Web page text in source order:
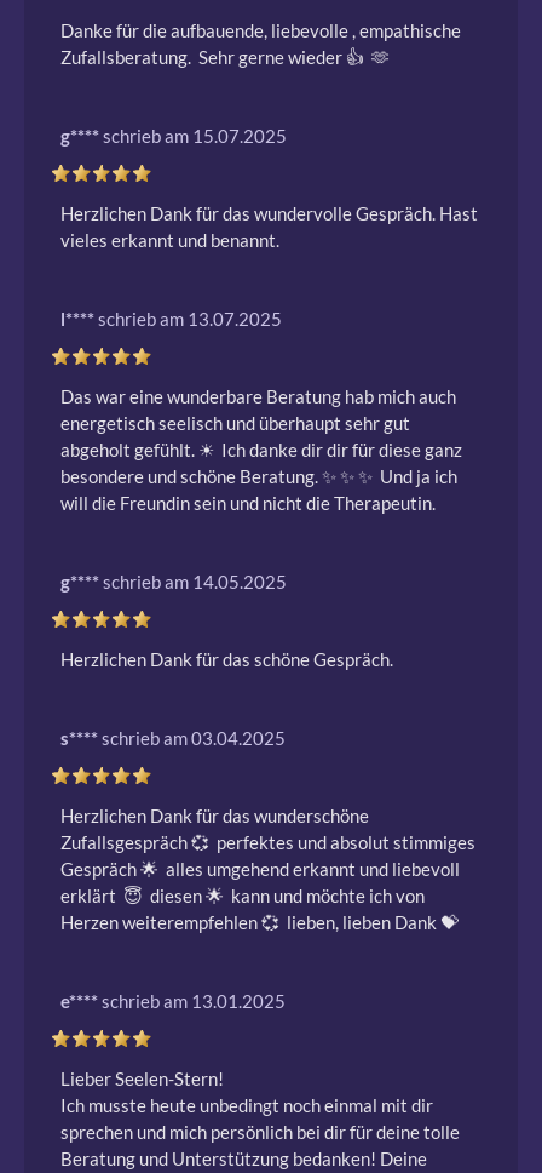
Danke für die aufbauende, liebevolle , empathische
Zufallsberatung.  Sehr gerne wieder 👍  🫶
g****schrieb am 15.07.2025
Herzlichen Dank für das wundervolle Gespräch. Hast
vieles erkannt und benannt.
l****schrieb am 13.07.2025
Das war eine wunderbare Beratung hab mich auch
energetisch seelisch und überhaupt sehr gut
abgeholt gefühlt. ☀ ️ Ich danke dir dir für diese ganz
besondere und schöne Beratung. ✨ ️✨ ️✨ ️ Und ja ich
will die Freundin sein und nicht die Therapeutin.
g****schrieb am 14.05.2025
Herzlichen Dank für das schöne Gespräch.
s****schrieb am 03.04.2025
Herzlichen Dank für das wunderschöne
Zufallsgespräch 💞  perfektes und absolut stimmiges
Gespräch 🌟  alles umgehend erkannt und liebevoll
erklärt  😇  diesen 🌟  kann und möchte ich von
Herzen weiterempfehlen 💞  lieben, lieben Dank 💝
e****schrieb am 13.01.2025
Lieber Seelen-Stern!
Ich musste heute unbedingt noch einmal mit dir
sprechen und mich persönlich bei dir für deine tolle
Beratung und Unterstützung bedanken! Deine